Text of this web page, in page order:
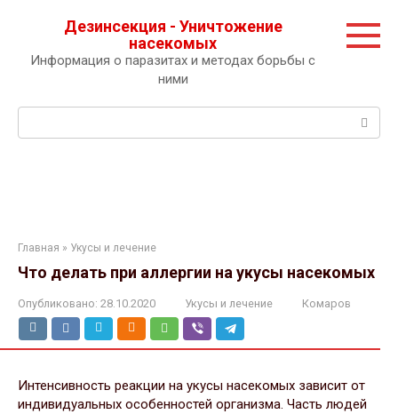
Дезинсекция - Уничтожение
насекомых
Информация о паразитах и методах борьбы с
ними
Главная » Укусы и лечение
Что делать при аллергии на укусы насекомых
Опубликовано: 28.10.2020 Укусы и лечение Комаров
Интенсивность реакции на укусы насекомых зависит от
индивидуальных особенностей организма. Часть людей